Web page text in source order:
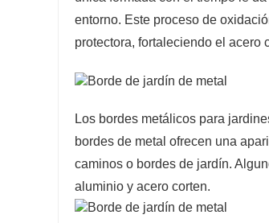
entorno. Este proceso de
protectora, fortaleciendo el acero
Los bordes metálicos para
bordes de metal ofrecen una
caminos o bordes de jardín.
aluminio y acero corten.